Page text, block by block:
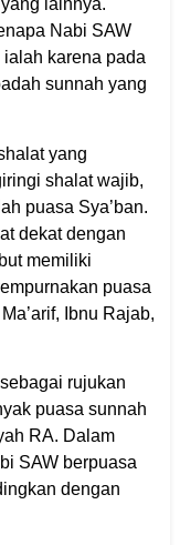
lainnya.
Nabi SAW
karena pada
sunnah yang
yang
shalat wajib,
puasa Sya’ban.
dekat dengan
memiliki
puasa
Ibnu Rajab,
rujukan
puasa sunnah
RA. Dalam
SAW berpuasa
dengan